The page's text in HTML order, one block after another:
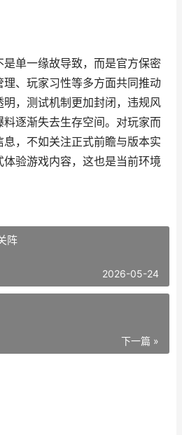
单一缘故导致，而是官方保密
、玩家习性等多方面共同推动
，测试机制更加封闭，违规风
逐渐失去生存空间。对玩家而
，不如关注正式前瞻与版本实
验游戏内容，这也是当前环境
阵
2026-05-24
下一篇 »